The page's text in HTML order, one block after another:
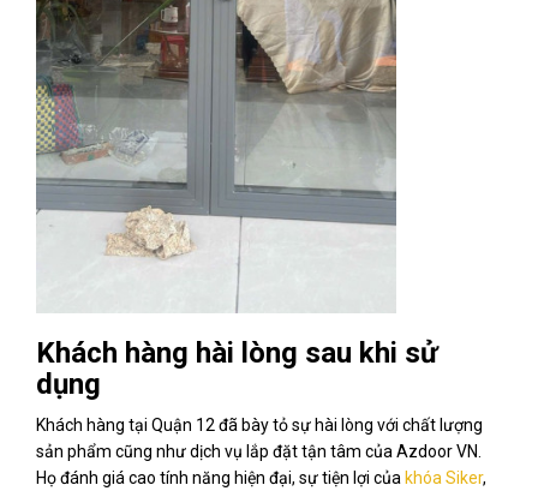
Khách hàng hài lòng sau khi sử
dụng
Khách hàng tại Quận 12 đã bày tỏ sự hài lòng với chất lượng
sản phẩm cũng như dịch vụ lắp đặt tận tâm của Azdoor VN.
Họ đánh giá cao tính năng hiện đại, sự tiện lợi của khóa Siker,